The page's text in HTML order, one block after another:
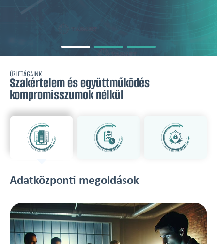
ÜZLETÁGAINK
Szakértelem és együttműködés
kompromisszumok nélkül
Adatközponti megoldások